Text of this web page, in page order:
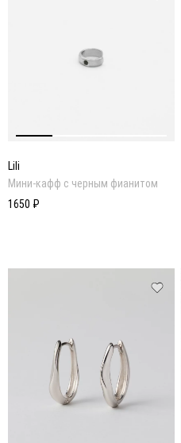
Lili
Мини-кафф с черным фианитом
1650 ₽